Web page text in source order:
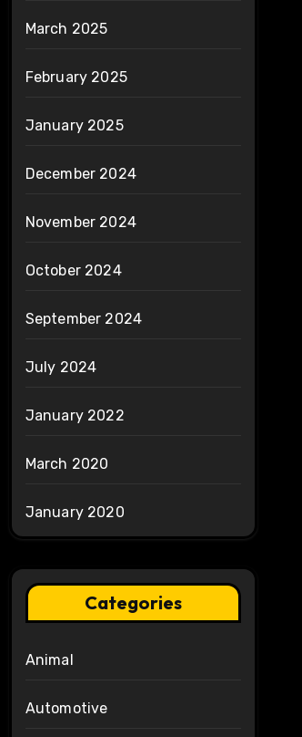
March 2025
February 2025
January 2025
December 2024
November 2024
October 2024
September 2024
July 2024
January 2022
March 2020
January 2020
Categories
Animal
Automotive